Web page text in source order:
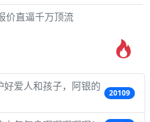
价直逼千万顶流
爱人和孩子，阿银的
20109